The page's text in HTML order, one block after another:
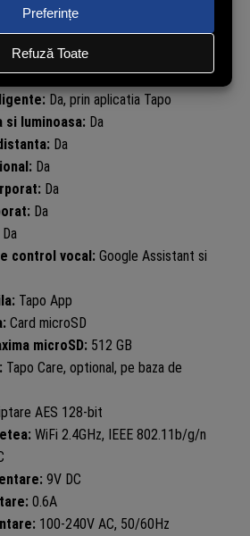
Da
bebelus:Da
Da
Da
Da, prin aplicatia Tapo
si luminoasa:Da
Da
Da
Da
Da
control vocal:Google Assistant si
Tapo App
Card microSD
microSD:512 GB
Tapo Care, optional, pe baza de
AES 128-bit
WiFi 2.4GHz, IEEE 802.11b/g/n
9V DC
0.6A
100-240V AC, 50/60Hz